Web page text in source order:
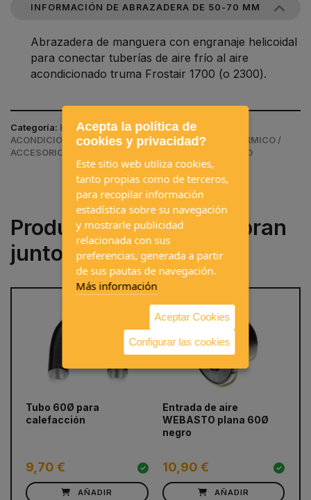
INFORMACIÓN DE ABRAZADERA DE 50-70 MM
Abrazadera de manguera con engranaje helicoidal
para conectar tuberías de aire frío al aire
acondicionado truma Frostair 1700 (o 2300).
Categoría: EQUIPAMIENTOS INTERIORES / AIRE
ACONDICIONADO, CALEFACCIÓN Y AISLAMIENTO TÉRMICO /
ACCESORIOS CALEFACCIÓN / ACCESORIOS WEBASTO
Productos que se compran
juntos a menudo
Tubo 60Ø para
calefacción
9,70 €
AÑADIR
Entrada de aire
WEBASTO plana 60Ø
negro
10,90 €
AÑADIR
prev
Acepta la política de
cookies y privacidad?
Este sitio web utiliza cookies,
tanto propias como de terceros,
para recopilar información
estadística sobre su navegación
y mostrarle publicidad
relacionada con sus
preferencias, generada a partir
de sus pautas de navegación.
Más información
Aceptar Cookies
Configurar las cookies